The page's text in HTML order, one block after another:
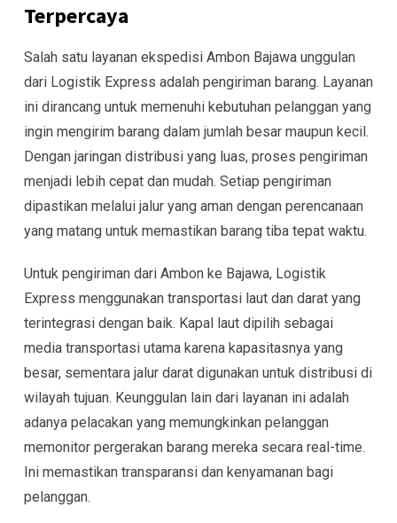
Terpercaya
Salah satu layanan ekspedisi Ambon Bajawa unggulan
dari Logistik Express adalah pengiriman barang. Layanan
ini dirancang untuk memenuhi kebutuhan pelanggan yang
ingin mengirim barang dalam jumlah besar maupun kecil.
Dengan jaringan distribusi yang luas, proses pengiriman
menjadi lebih cepat dan mudah. Setiap pengiriman
dipastikan melalui jalur yang aman dengan perencanaan
yang matang untuk memastikan barang tiba tepat waktu.
Untuk pengiriman dari Ambon ke Bajawa, Logistik
Express menggunakan transportasi laut dan darat yang
terintegrasi dengan baik. Kapal laut dipilih sebagai
media transportasi utama karena kapasitasnya yang
besar, sementara jalur darat digunakan untuk distribusi di
wilayah tujuan. Keunggulan lain dari layanan ini adalah
adanya pelacakan yang memungkinkan pelanggan
memonitor pergerakan barang mereka secara real-time.
Ini memastikan transparansi dan kenyamanan bagi
pelanggan.